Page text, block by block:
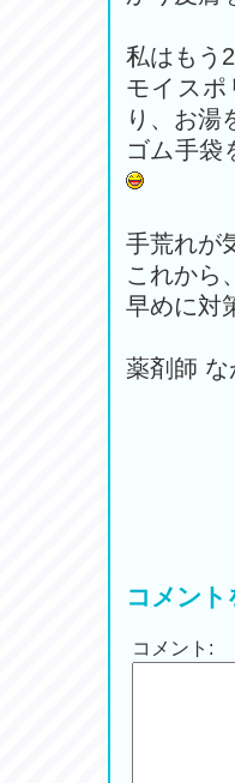
私はもう
モイス
り、お湯
ゴム手袋
手荒れが
これから
早めに対
薬剤師 な
コメント
コメント: